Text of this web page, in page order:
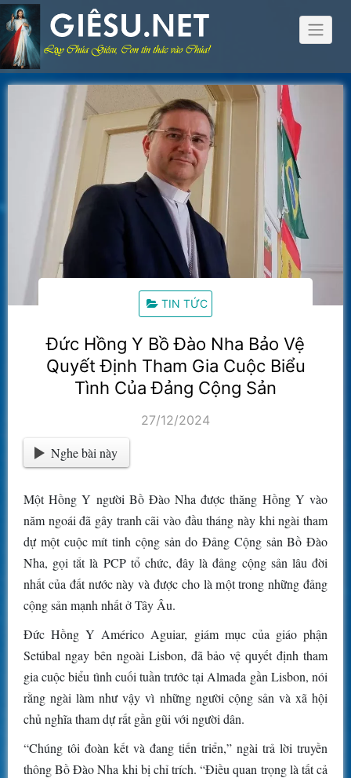
Skip
to
content
TIN TỨC
Đức Hồng Y Bồ Đào Nha Bảo Vệ
Quyết Định Tham Gia Cuộc Biểu
Tình Của Đảng Cộng Sản
27/12/2024
Nghe bài này
Một Hồng Y người Bồ Đào Nha được thăng Hồng Y vào
năm ngoái đã gây tranh cãi vào đầu tháng này khi ngài tham
dự một cuộc mít tinh cộng sản do Đảng Cộng sản Bồ Đào
Nha, gọi tắt là PCP tổ chức, đây là đảng cộng sản lâu đời
nhất của đất nước này và được cho là một trong những đảng
cộng sản mạnh nhất ở Tây Âu.
Đức Hồng Y Américo Aguiar, giám mục của giáo phận
Setúbal ngay bên ngoài Lisbon, đã bảo vệ quyết định tham
gia cuộc biểu tình cuối tuần trước tại Almada gần Lisbon, nói
rằng ngài làm như vậy vì những người cộng sản và xã hội
chủ nghĩa tham dự rất gần gũi với người dân.
“Chúng tôi đoàn kết và đang tiến triển,” ngài trả lời truyền
thông Bồ Đào Nha khi bị chỉ trích. “Điều quan trọng là tất cả